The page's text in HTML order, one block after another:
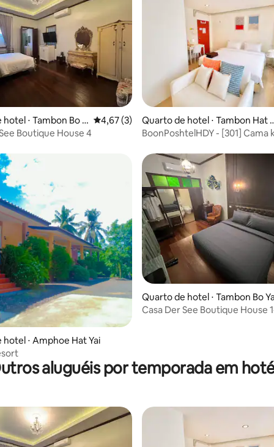
⋅ Tambon Bo Y 4,67 de uma avaliação média de 5, 3
4,67 (3)
Boutique House 4
Quarto de hotel ⋅ Tambon Hat
iBoonPoshtelHDY - [301] Cama
⋅ Amphoe Hat Yai
Quarto de hotel ⋅ Tambon Bo
g
Casa Der See Boutique House
aluguéis por temporada em